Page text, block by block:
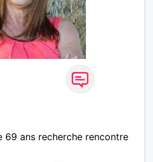
69 ans recherche rencontre